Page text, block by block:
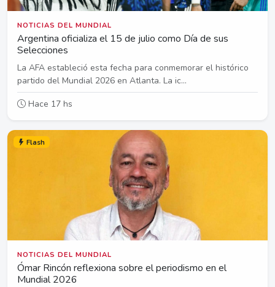
NOTICIAS DEL MUNDIAL
Argentina oficializa el 15 de julio como Día de sus
Selecciones
La AFA estableció esta fecha para conmemorar el histórico
partido del Mundial 2026 en Atlanta. La ic...
Hace 17 hs
Flash
NOTICIAS DEL MUNDIAL
Ómar Rincón reflexiona sobre el periodismo en el
Mundial 2026